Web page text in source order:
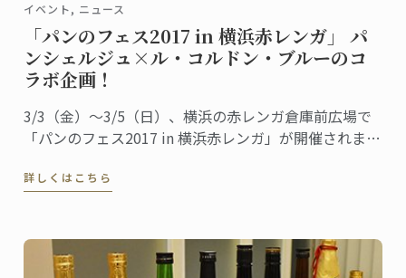
イベント, ニュース
「パンのフェス2017 in 横浜赤レンガ」 パ
ンシェルジュ×ル・コルドン・ブルーのコ
ラボ企画！
3/3（金）～3/5（日）、横浜の赤レンガ倉庫前広場で
「パンのフェス2017 in 横浜赤レンガ」が開催されま
詳しくはこちら